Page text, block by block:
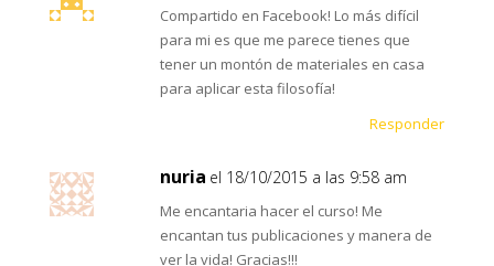
Compartido en Facebook! Lo más difícil
para mi es que me parece tienes que
tener un montón de materiales en casa
para aplicar esta filosofía!
Responder
nuria el 18/10/2015 a las 9:58 am
Me encantaria hacer el curso! Me
encantan tus publicaciones y manera de
ver la vida! Gracias!!!